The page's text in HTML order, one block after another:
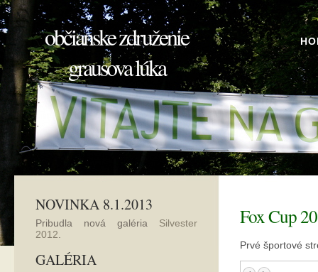
občianske združenie
grausova lúka
Fox Cup
Prvé športové
NOVINKA 8.1.2013
Pribudla nová galéria Silvester
2012
GALÉRIA